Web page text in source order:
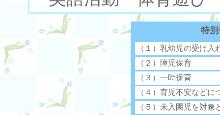
特
（１）乳幼児の受け入
（２）障児保育
（３）一時保育
（４）育児不安などに
（５）未入園児を対